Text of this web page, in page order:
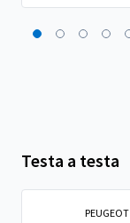
Testa a testa
PEUGEOT